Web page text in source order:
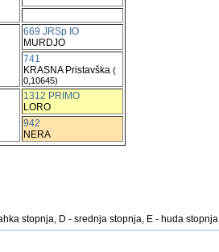
669 JRSp IO
MURDJO
741
KRASNA Pristavška (
0,10645)
1312 PRIMO
LORO
942
NERA
stopnja, D - srednja stopnja, E - huda stopnja